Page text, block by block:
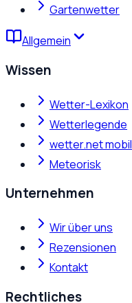
Gartenwetter
Allgemein
Wissen
Wetter-Lexikon
Wetterlegende
wetter.net mobil
Meteorisk
Unternehmen
Wir über uns
Rezensionen
Kontakt
Rechtliches